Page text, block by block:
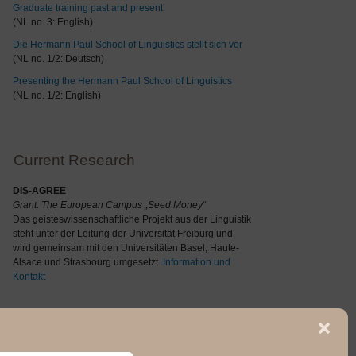
Graduate training past and present
(NL no. 3: English)
Die Hermann Paul School of Linguistics stellt sich vor
(NL no. 1/2: Deutsch)
Presenting the Hermann Paul School of Linguistics
(NL no. 1/2: English)
Current Research
DIS-AGREE
Grant: The European Campus „Seed Money“
Das geisteswissenschaftliche Projekt aus der Linguistik
steht unter der Leitung der Universität Freiburg und
wird gemeinsam mit den Universitäten Basel, Haute-
Alsace und Strasbourg umgesetzt. Information und
Kontakt